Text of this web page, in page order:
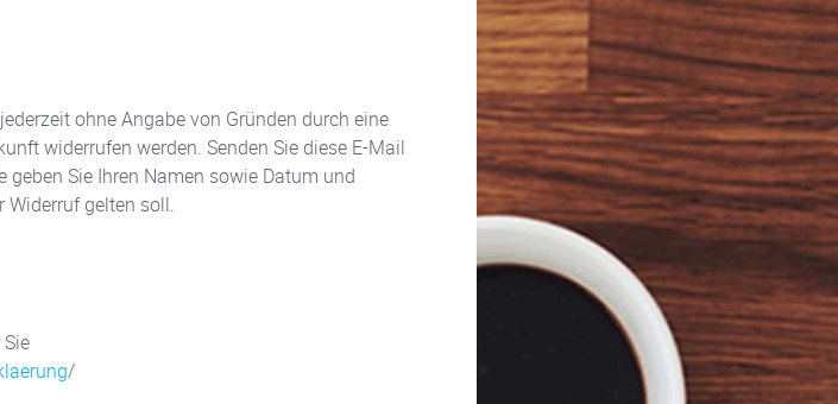
ohne Angabe von Gründen durch eine
widerrufen werden. Senden Sie diese E-Mail
Sie Ihren Namen sowie Datum und
Widerruf gelten soll.
/